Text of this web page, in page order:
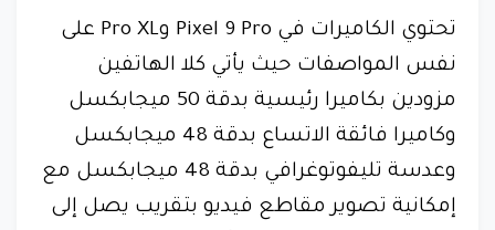
تحتوي الكاميرات في Pixel 9 Pro وPro XL على
نفس المواصفات حيث يأتي كلا الهاتفين
مزودين بكاميرا رئيسية بدقة 50 ميجابكسل
وكاميرا فائقة الاتساع بدقة 48 ميجابكسل
وعدسة تليفوتوغرافي بدقة 48 ميجابكسل مع
إمكانية تصوير مقاطع فيديو بتقريب يصل إلى